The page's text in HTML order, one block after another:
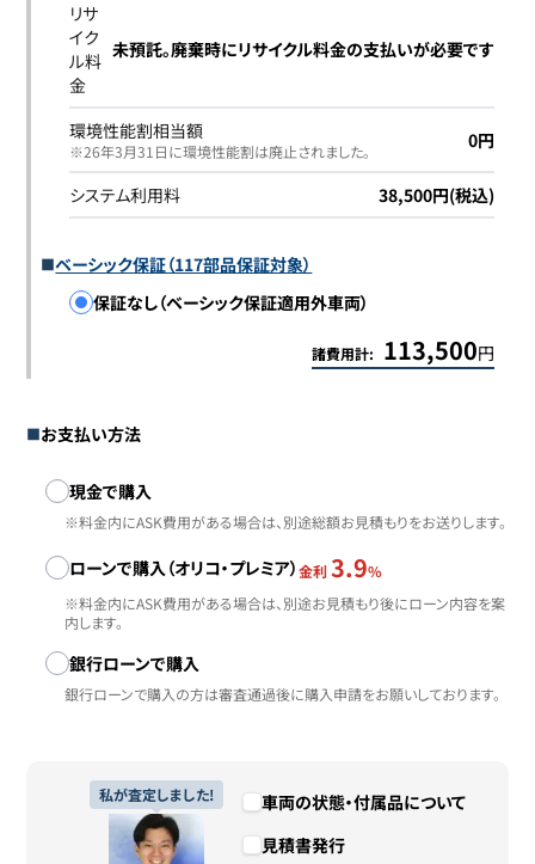
リサ
イク
ル料
金
未預託。廃棄時にリサイクル料金の支払いが必要です
環境性能割相当額
※26年3月31日に環境性能割は廃止されました｡ 0円
システム利用料 38,500円(税込)
ベーシック保証（117部品保証対象）
保証なし（ベーシック保証適用外車両）
諸費用計: 113,500円
お支払い方法
お支払い方法
現金で購入
※料金内にASK費用がある場合は、別途総額お見積もりをお送りします。
ローンで購入（オリコ・プレミア）金利 3.9%
※料金内にASK費用がある場合は、別途お見積もり後にローン内容を案
内します。
銀行ローンで購入
銀行ローンで購入の方は審査通過後に購入申請をお願いしております。
私が査定しました!
車両の状態・付属品について
見積書発行